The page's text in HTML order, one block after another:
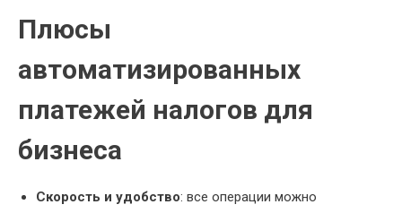
Плюсы
автоматизированных
платежей налогов для
бизнеса
Скорость и удобство: все операции можно